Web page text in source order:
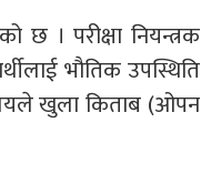
छ । परीक्षा नियन्त्रक
भौतिक उपस्थिति
खुला किताब (ओपन